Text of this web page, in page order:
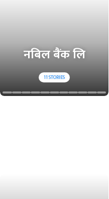
नबिल बैंक लि
11STORIES